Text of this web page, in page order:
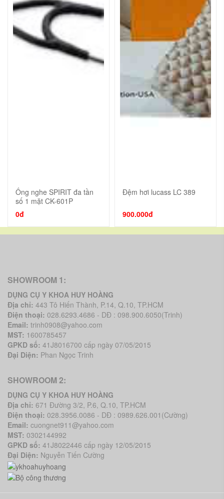
Ống nghe SPIRIT đa tần
số 1 mặt CK-601P
0đ
Đệm hơi lucass LC 389
900.000đ
SHOWROOM 1:
DỤNG CỤ Y KHOA HUY HOÀNG
Địa chỉ: 443 Tô Hiến Thành, P.14, Q.10, TP.HCM
Điện thoại: 028.6293.4686 - DĐ : 098.900.6050(Trinh)
Email: trinh0908@yahoo.com
MST: 1600785457
GPKD số: 41J8016700 cấp ngày 07/05/2015
Đại Diện: Phan Ngọc Trinh
SHOWROOM 2:
DỤNG CỤ Y KHOA HUY HOÀNG
Địa chỉ: 671 Đường 3/2, P.6, Q.10, TP.HCM
Điện thoại: 028.3956.0086 - DĐ : 0989.626.001(Cường)
Email: cuongnet911@yahoo.com
MST: 0302144992
GPKD số: 41J8022446 cấp ngày 12/05/2015
Đại Diện: Nguyễn Tiến Cường